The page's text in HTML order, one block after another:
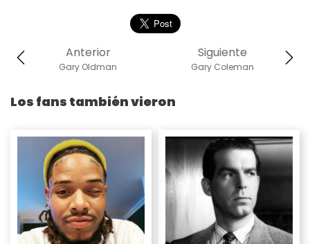
Siguiente
Gary Coleman
Anterior
Gary Oldman
Los fans también vieron